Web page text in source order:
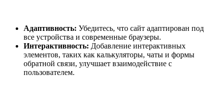
Адаптивность: Убедитесь, что сайт адаптирован под
все устройства и современные браузеры.
Интерактивность: Добавление интерактивных
элементов, таких как калькуляторы, чаты и формы
обратной связи, улучшает взаимодействие с
пользователем.